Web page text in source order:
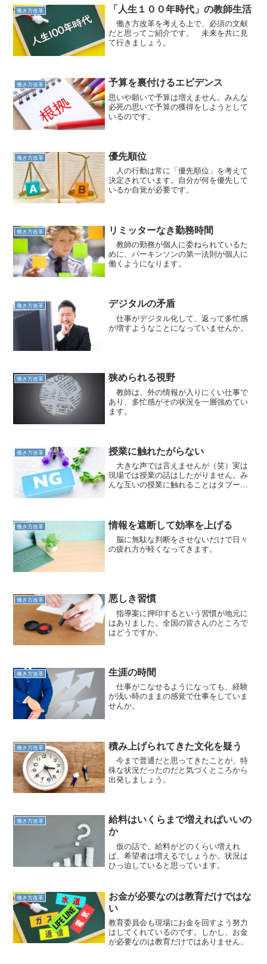
働き方改革 「人生１００年時代」の教師生活
働き方改革を考える上で、必須の文献
だと思ってご紹介です。 未来を共に見
て行きましょう。
働き方改革 予算を裏付けるエビデンス
思いや願いで予算は増えません。みんな
必死の思いで予算の獲得をしようとして
いるのです。
働き方改革 優先順位
人の行動は常に「優先順位」を考えて
決定されています。自分が何を優先して
いるか自覚が必要です。
働き方改革 リミッターなき勤務時間
教師の勤務が個人に委ねられているた
めに、パーキンソンの第一法則が個人に
働くようになります。
働き方改革 デジタルの矛盾
仕事がデジタル化して、返って多忙感
が増すようなことになっていませんか。
働き方改革 狭められる視野
教師は、外の情報が入りにくい仕事で
あり、多忙感がその状況を一層強めてい
ます。
働き方改革 授業に触れたがらない
大きな声では言えませんが（笑）実は
現場では授業の話はしたがりません。み
んな互いの授業に触れることはタブーな
働き方改革 情報を遮断して効率を上げる
脳に無駄な判断をさせないだけで日々
の疲れ方が軽くなってきます。
働き方改革 悪しき習慣
指導案に押印するという習慣が地元に
はありました。全国の皆さんのところで
はどうですか。
働き方改革 生涯の時間
仕事がこなせるようになっても、経験
が浅い時のままの感覚で仕事をしていま
せんか。
働き方改革 積み上げられてきた文化を疑う
今まで普通だと思ってきたことが、特
殊な状況だったのだと気づくところから
出発しましょう。
働き方改革
給料はいくらまで増えればいいの
か
仮の話で、給料がどのくらい増えれ
ば、希望者は増えるでしょうか。状況は
ひっ迫していると思っています。
働き方改革
お金が必要なのは教育だけではな
い
教育委員会も現場にお金を回すよう努力
はしてくれているのです。しかし、お金
が必要なのは教育だけではありません。